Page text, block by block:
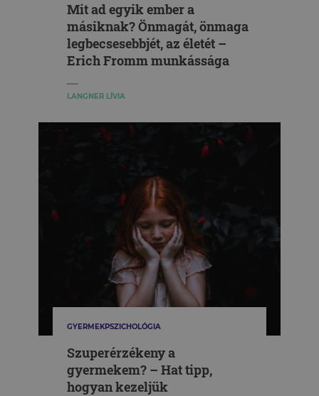
Mit ad egyik ember a
másiknak? Önmagát, önmaga
legbecsesebbjét, az életét –
Erich Fromm munkássága
LANGNER LÍVIA
GYERMEKPSZICHOLÓGIA
Szuperérzékeny a
gyermekem? – Hat tipp,
hogyan kezeljük